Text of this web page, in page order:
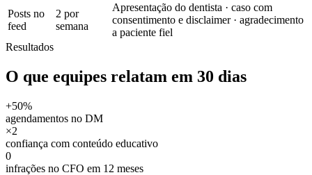
Posts no
feed
2 por
semana
Apresentação do dentista · caso com
consentimento e disclaimer · agradecimento
a paciente fiel
Resultados
O que equipes relatam em 30 dias
+50%
agendamentos no DM
×2
confiança com conteúdo educativo
0
infrações no CFO em 12 meses